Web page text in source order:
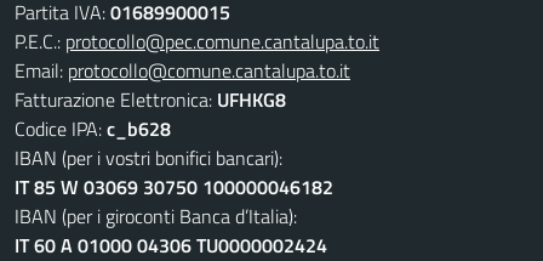
Partita IVA:01689900015
P.E.C.: protocollo@pec.comune.cantalupa.to.it
Email: protocollo@comune.cantalupa.to.it
Fatturazione Elettronica: UFHKG8
Codice IPA:c_b628
IBAN (per i vostri bonifici bancari):
IT 85 W 03069 30750 100000046182
IBAN (per i giroconti Banca d’Italia):
IT 60 A 01000 04306 TU0000002424